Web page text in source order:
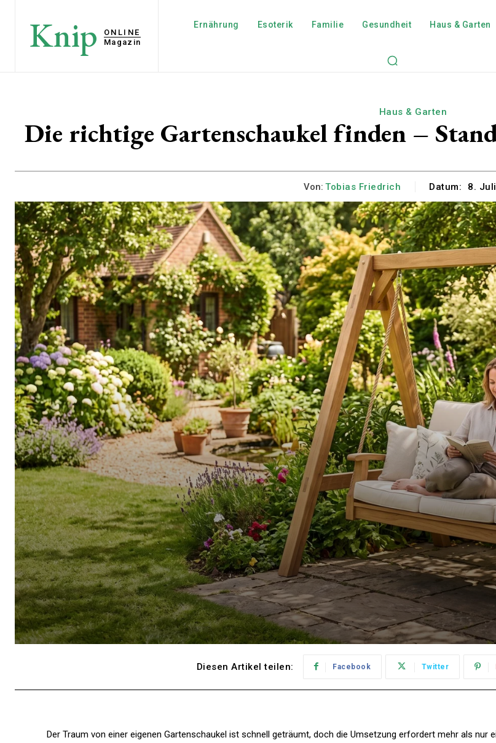
Knip
ONLINE
Magazin
Ernährung Esoterik Familie Gesundheit Haus & Garten
Haus & Garten
Die richtige Gartenschaukel finden –
Von: Tobias Friedrich Datum: 8.
Diesen Artikel teilen: Facebook Twitter
Der Traum von einer eigenen Gartenschaukel ist schnell geträumt, doch die Umsetzung erfordert mehr als nur